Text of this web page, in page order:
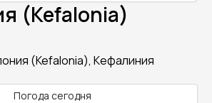
(Kefalonia)
(Kefalonia), Кефалиния
Погода сегодня